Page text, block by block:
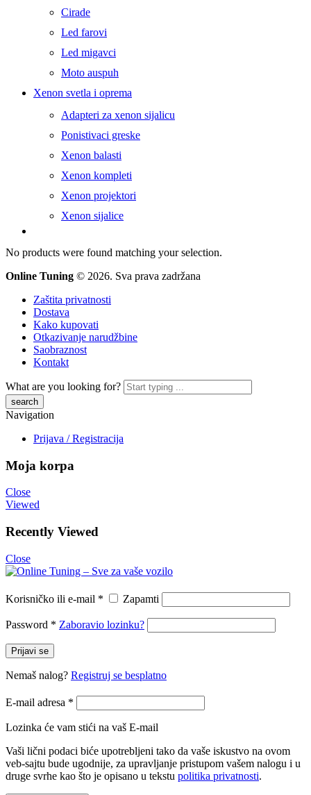
Cirade
Led farovi
Led migavci
Moto auspuh
Xenon svetla i oprema
Adapteri za xenon sijalicu
Ponistivaci greske
Xenon balasti
Xenon kompleti
Xenon projektori
Xenon sijalice
No products were found matching your selection.
Online Tuning © 2026. Sva prava zadržana
Zaštita privatnosti
Dostava
Kako kupovati
Otkazivanje narudžbine
Saobraznost
Kontakt
What are you looking for?
Navigation
Prijava / Registracija
Moja korpa
Close
Viewed
Recently Viewed
Close
Korisničko ili e-mail * Zapamti
Password * Zaboravio lozinku?
Prijavi se
Nemaš nalog? Registruj se besplatno
E-mail adresa *
Lozinka će vam stići na vaš E-mail
Vaši lični podaci biće upotrebljeni tako da vaše iskustvo na ovom
veb-sajtu bude ugodnije, za upravljanje pristupom vašem nalogu i u
druge svrhe kao što je opisano u tekstu politika privatnosti.